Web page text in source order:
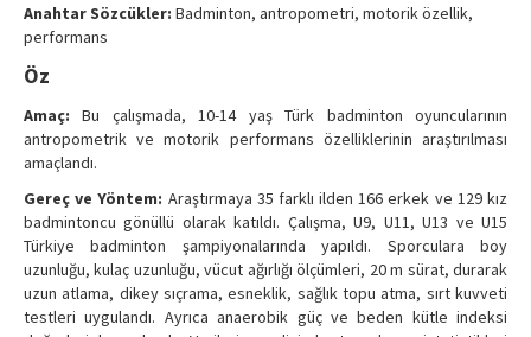
Anahtar Sözcükler: Badminton, antropometri, motorik özellik,
performans
Öz
Amaç: Bu çalışmada, 10-14 yaş Türk badminton oyuncularının
antropometrik ve motorik performans özelliklerinin araştırılması
amaçlandı.
Gereç ve Yöntem: Araştırmaya 35 farklı ilden 166 erkek ve 129 kız
badmintoncu gönüllü olarak katıldı. Çalışma, U9, U11, U13 ve U15
Türkiye badminton şampiyonalarında yapıldı. Sporculara boy
uzunluğu, kulaç uzunluğu, vücut ağırlığı ölçümleri, 20 m sürat, durarak
uzun atlama, dikey sıçrama, esneklik, sağlık topu atma, sırt kuvveti
testleri uygulandı. Ayrıca anaerobik güç ve beden kütle indeksi